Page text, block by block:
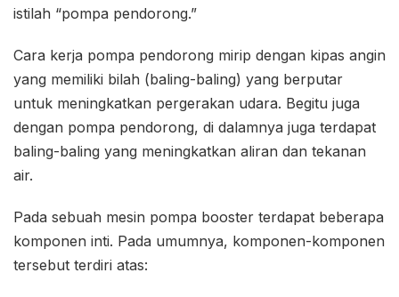
istilah “pompa pendorong.”
Cara kerja pompa pendorong mirip dengan kipas angin
yang memiliki bilah (baling-baling) yang berputar
untuk meningkatkan pergerakan udara. Begitu juga
dengan pompa pendorong, di dalamnya juga terdapat
baling-baling yang meningkatkan aliran dan tekanan
air.
Pada sebuah mesin pompa booster terdapat beberapa
komponen inti. Pada umumnya, komponen-komponen
tersebut terdiri atas: